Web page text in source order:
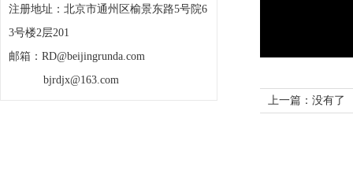
注册地址：北京市通州区榆景东路5号院6
3号楼2层201
邮箱：RD@beijingrunda.com
bjrdjx@163.com
上一篇：没有了